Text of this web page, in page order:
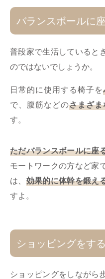
バランスボールに
普段家で生活していると
のではないでしょうか。
日常的に使用する椅子を
で、腹筋などのさまざ
す。
ただバランスボールに座
モートワークの方など家
は、 効果的に体幹を鍛え
すよ。
ショッピングをする
ショッピングをしながら